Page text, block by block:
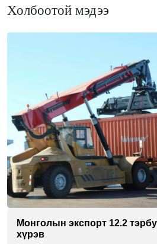
Холбоотой мэдээ
Монголын экспорт 12.2
хүрэв